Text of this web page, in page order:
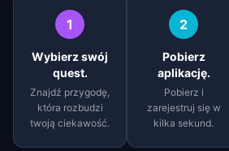
1
Wybierz swój
quest.
Znajdź przygodę,
która rozbudzi
twoją ciekawość.
2
Pobierz
aplikację.
Pobierz i
zarejestruj się w
kilka sekund.